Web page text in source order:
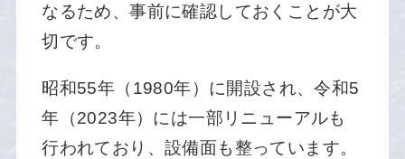
なるため、事前に確認しておくことが大
切です。
昭和55年（1980年）に開設され、令和5
年（2023年）には一部リニューアルも
行われており、設備面も整っています。